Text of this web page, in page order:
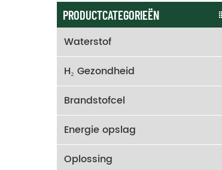
PRODUCTCATEGORIEËN
Waterstof
H₂ Gezondheid
Brandstofcel
Energie opslag
Oplossing